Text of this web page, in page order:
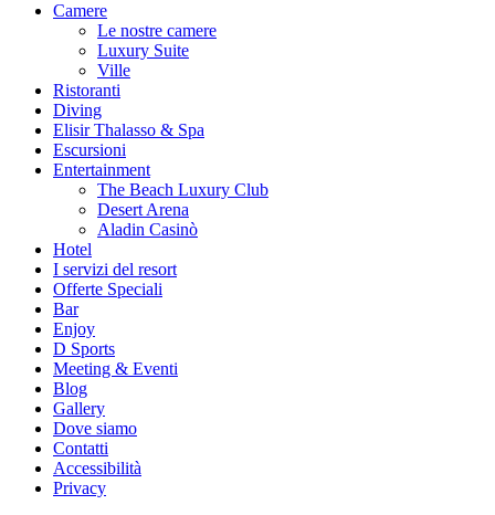
Camere
Le nostre camere
Luxury Suite
Ville
Ristoranti
Diving
Elisir Thalasso & Spa
Escursioni
Entertainment
The Beach Luxury Club
Desert Arena
Aladin Casinò
Hotel
I servizi del resort
Offerte Speciali
Bar
Enjoy
D Sports
Meeting & Eventi
Blog
Gallery
Dove siamo
Contatti
Accessibilità
Privacy